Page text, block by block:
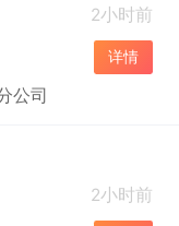
2小时前
详情
公司
2小时前